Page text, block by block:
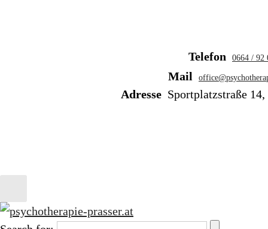
Telefon 0664 / 92
Mail
Adresse Sportplatzstraße